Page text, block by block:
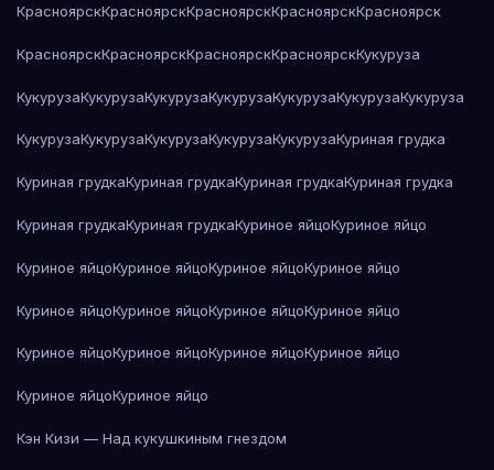
КрасноярскКрасноярскКрасноярскКрасноярскКрасноярск
КрасноярскКрасноярскКрасноярскКрасноярскКукуруза
КукурузаКукурузаКукурузаКукурузаКукурузаКукурузаКукуруза
КукурузаКукурузаКукурузаКукурузаКукурузаКуриная грудка
Куриная грудкаКуриная грудкаКуриная грудкаКуриная грудка
Куриная грудкаКуриная грудкаКуриное яйцоКуриное яйцо
Куриное яйцоКуриное яйцоКуриное яйцоКуриное яйцо
Куриное яйцоКуриное яйцоКуриное яйцоКуриное яйцо
Куриное яйцоКуриное яйцоКуриное яйцоКуриное яйцо
Куриное яйцоКуриное яйцо
Кэн Кизи — Над кукушкиным гнездом